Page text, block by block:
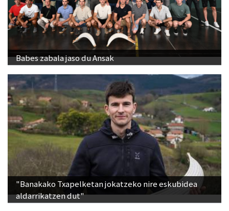
Babes zabala jaso du Ansak
"Banakako Txapelketan jokatzeko nire eskubidea
aldarrikatzen dut"